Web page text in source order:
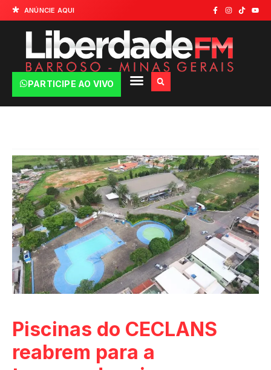
ANÚNCIE AQUI
PARTICIPE AO VIVO
Piscinas do CECLANS
reabrem para a